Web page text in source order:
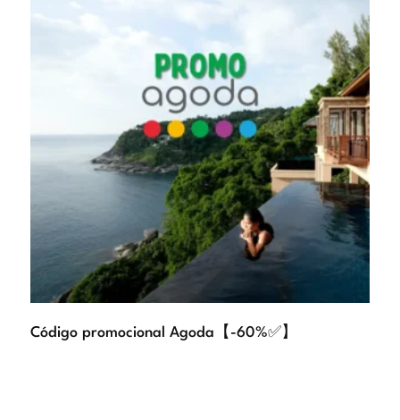
Código promocional Agoda【-60%✅】